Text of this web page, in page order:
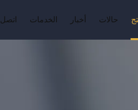
حالات أخبار الخدمات اتصل